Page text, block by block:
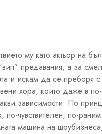
му като актьор на
предавания, а за
и искам да се преборя с
хора, които даже в
зависимости. По
по-чувствителен, по-
машина на